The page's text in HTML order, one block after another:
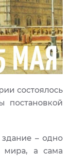
состоялось
постановкой
здание – одно
мира, а сама